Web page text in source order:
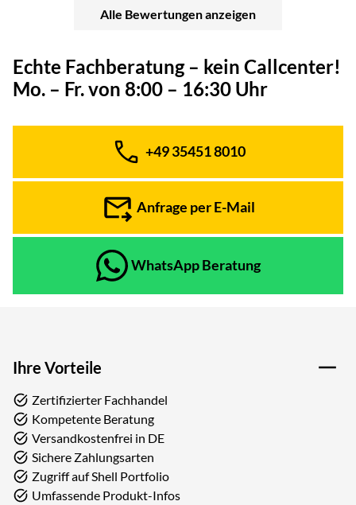
Alle Bewertungen anzeigen
Echte Fachberatung – kein Callcenter!
Mo. – Fr. von 8:00 – 16:30 Uhr
Telefon:
+49 35451 8010
Anfrage per E-Mail
WhatsApp Beratung
Ihre Vorteile
Zertifizierter Fachhandel
Kompetente Beratung
Versandkostenfrei in DE
Sichere Zahlungsarten
Zugriff auf Shell Portfolio
Umfassende Produkt-Infos